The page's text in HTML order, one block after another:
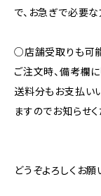
で、お急ぎで必要
○店舗受取りも可能
ご注文時、備考欄に
送料分もお支払い
ますのでお知らせく
どうぞよろしくお願